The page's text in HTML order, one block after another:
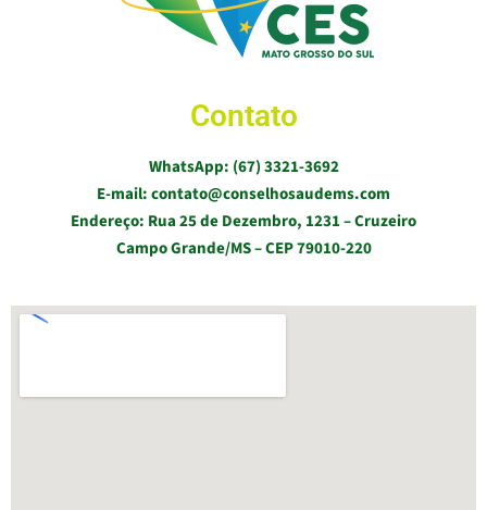
Contato
WhatsApp: (67) 3321-3692
E-mail: contato@conselhosaudems.com
Endereço: Rua 25 de Dezembro, 1231 – Cruzeiro
Campo Grande/MS – CEP 79010-220